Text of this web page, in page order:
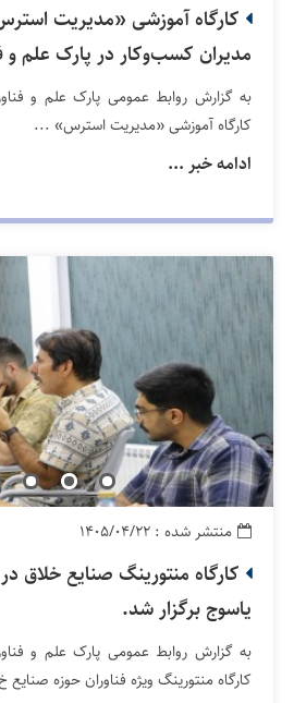
کارگاه آموزشی «مدیریت
مدیران کسب‌وکار در پارک علم
به گزارش روابط عمومی پارک علم و
کارگاه آموزشی «مدیریت استرس» ...
ادامه خبر ...
منتشر شده : ۱۴۰۵/۰۴/۲۲
کارگاه منتورینگ صنایع خلاق
یاسوج برگزار شد.
به گزارش روابط عمومی پارک علم و
کارگاه منتورینگ ویژه فناوران حوزه